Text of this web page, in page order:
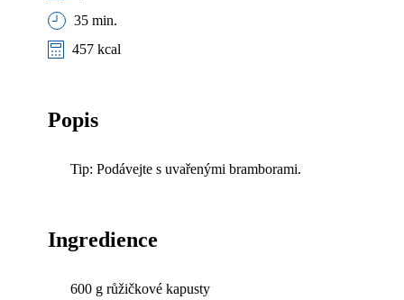
35 min.
457 kcal
Popis
Tip: Podávejte s uvařenými bramborami.
Ingredience
600 g růžičkové kapusty